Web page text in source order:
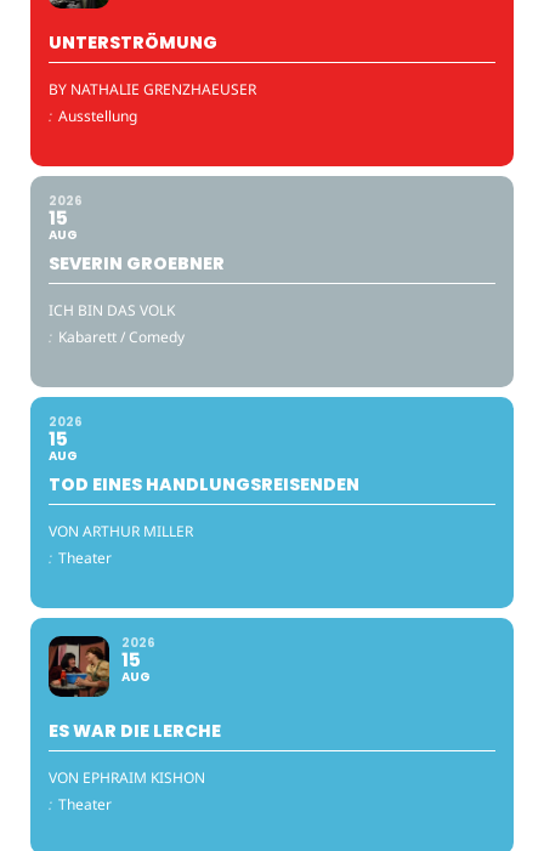
UNTERSTRÖMUNG
BY NATHALIE GRENZHAEUSER
: Ausstellung
2026
15
AUG
SEVERIN GROEBNER
ICH BIN DAS VOLK
: Kabarett / Comedy
2026
15
AUG
TOD EINES HANDLUNGSREISENDEN
VON ARTHUR MILLER
: Theater
2026
15
AUG
ES WAR DIE LERCHE
VON EPHRAIM KISHON
: Theater